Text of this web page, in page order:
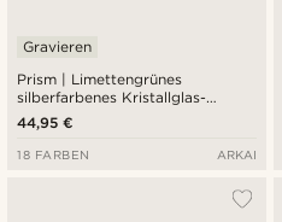
Prism | Limettengrünes
silberfarbenes Kristallglas-
Edelstein-Armband
Gravieren
44,95 €
18 FARBEN ARKAI